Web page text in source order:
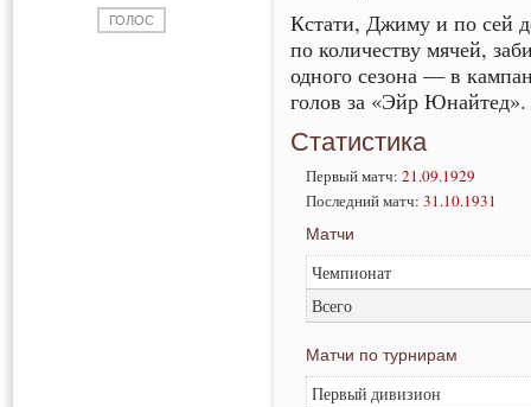
Кстати, Джиму и по сей
по количеству мячей,
одного сезона — в
голов за «Эйр Юнайтед».
Статистика
Первый матч: 21.09.1929
Последний матч: 31.10.1931
Матчи
Чемпионат
Всего
Матчи по турнирам
Первый дивизион